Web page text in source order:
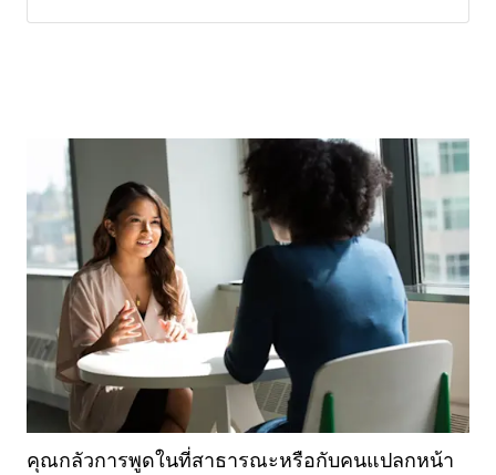
คุณกลัวการพูดในที่สาธารณะหรือกับคนแปลกหน้า